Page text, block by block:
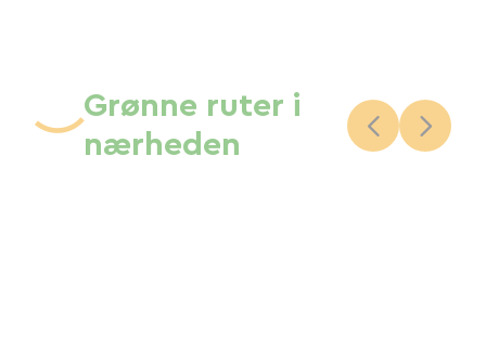
Grønne ruter i
nærheden